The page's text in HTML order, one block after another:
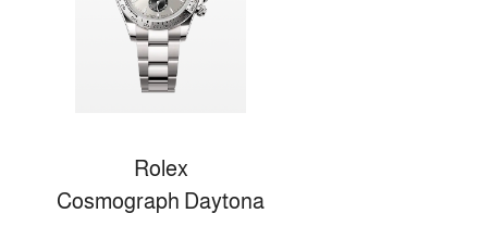
Rolex
Cosmograph Daytona